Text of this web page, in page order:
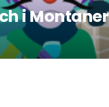
i Montaner